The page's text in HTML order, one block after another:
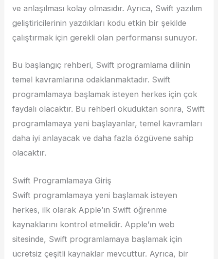
ve anlaşılması kolay olmasıdır. Ayrıca, Swift yazılım
geliştiricilerinin yazdıkları kodu etkin bir şekilde
çalıştırmak için gerekli olan performansı sunuyor.
Bu başlangıç rehberi, Swift programlama dilinin
temel kavramlarına odaklanmaktadır. Swift
programlamaya başlamak isteyen herkes için çok
faydalı olacaktır. Bu rehberi okuduktan sonra, Swift
programlamaya yeni başlayanlar, temel kavramları
daha iyi anlayacak ve daha fazla özgüvene sahip
olacaktır.
Swift Programlamaya Giriş
Swift programlamaya yeni başlamak isteyen
herkes, ilk olarak Apple’ın Swift öğrenme
kaynaklarını kontrol etmelidir. Apple’ın web
sitesinde, Swift programlamaya başlamak için
ücretsiz çeşitli kaynaklar mevcuttur. Ayrıca, bir